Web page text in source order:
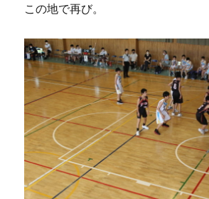
この地で再び。